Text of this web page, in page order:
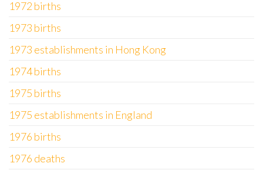
1972 births
1973 births
1973 establishments in Hong Kong
1974 births
1975 births
1975 establishments in England
1976 births
1976 deaths